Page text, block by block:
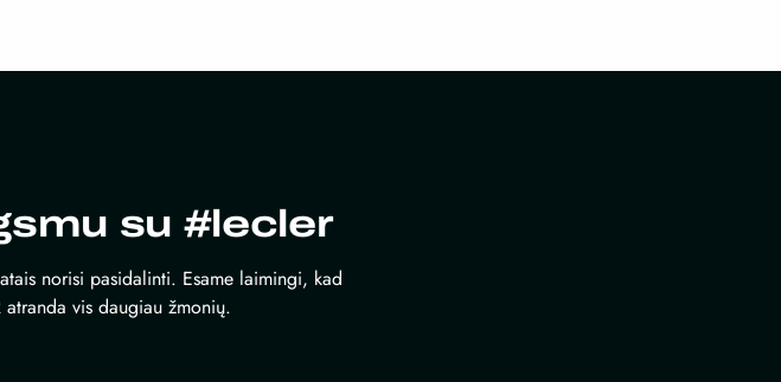
su #lecler
norisi pasidalinti. Esame laimingi, kad
atranda vis daugiau žmonių.